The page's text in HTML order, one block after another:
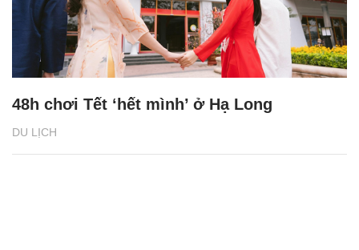
DU LỊCH
48h chơi Tết ‘hết mình’ ở Hạ Long